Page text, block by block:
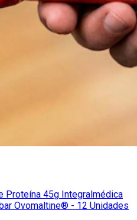
Proteína 45g Integralmédica
Ovomaltine® - 12 Unidades